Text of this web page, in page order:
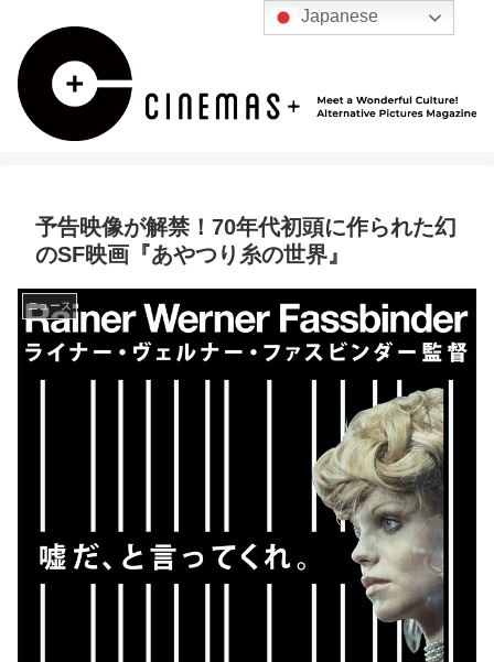
予告映像が解禁！70年代初頭に作られた幻
のSF映画『あやつり糸の世界』
ニュース
Japanese